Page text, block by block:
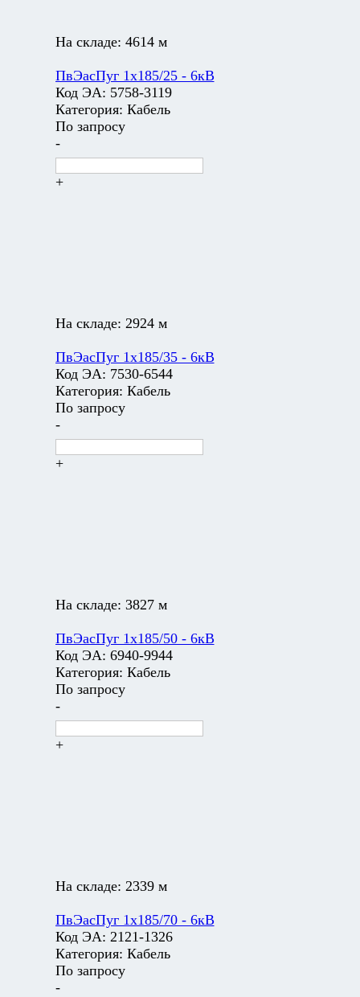
На складе: 4614 м
ПвЭасПуг 1х185/25 - 6кВ
Код ЭА: 5758-3119
Категория: Кабель
По запросу
-
+
На складе: 2924 м
ПвЭасПуг 1х185/35 - 6кВ
Код ЭА: 7530-6544
Категория: Кабель
По запросу
-
+
На складе: 3827 м
ПвЭасПуг 1х185/50 - 6кВ
Код ЭА: 6940-9944
Категория: Кабель
По запросу
-
+
На складе: 2339 м
ПвЭасПуг 1х185/70 - 6кВ
Код ЭА: 2121-1326
Категория: Кабель
По запросу
-